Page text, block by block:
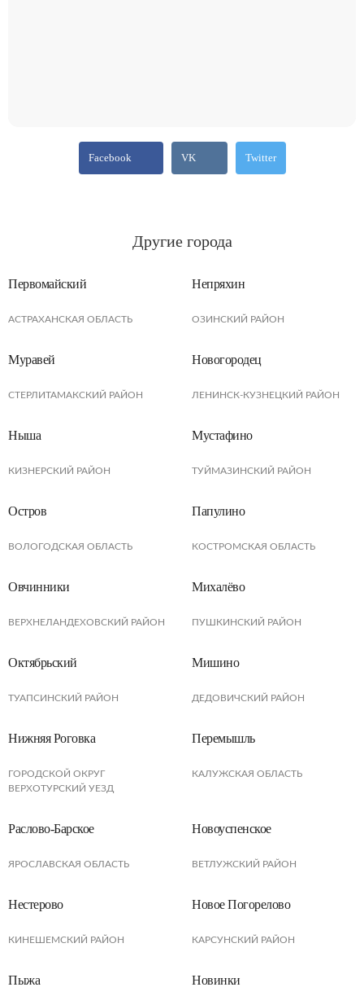
Facebook VK Twitter
Другие города
Первомайский
АСТРАХАНСКАЯ ОБЛАСТЬ
Непряхин
ОЗИНСКИЙ РАЙОН
Муравей
СТЕРЛИТАМАКСКИЙ РАЙОН
Новогородец
ЛЕНИНСК-КУЗНЕЦКИЙ РАЙОН
Ныша
КИЗНЕРСКИЙ РАЙОН
Мустафино
ТУЙМАЗИНСКИЙ РАЙОН
Остров
ВОЛОГОДСКАЯ ОБЛАСТЬ
Папулино
КОСТРОМСКАЯ ОБЛАСТЬ
Овчинники
ВЕРХНЕЛАНДЕХОВСКИЙ РАЙОН
Михалёво
ПУШКИНСКИЙ РАЙОН
Октябрьский
ТУАПСИНСКИЙ РАЙОН
Мишино
ДЕДОВИЧСКИЙ РАЙОН
Нижняя Роговка
ГОРОДСКОЙ ОКРУГ
ВЕРХОТУРСКИЙ УЕЗД
Перемышль
КАЛУЖСКАЯ ОБЛАСТЬ
Раслово-Барское
ЯРОСЛАВСКАЯ ОБЛАСТЬ
Новоуспенское
ВЕТЛУЖСКИЙ РАЙОН
Нестерово
КИНЕШЕМСКИЙ РАЙОН
Новое Погорелово
КАРСУНСКИЙ РАЙОН
Пыжа Новинки